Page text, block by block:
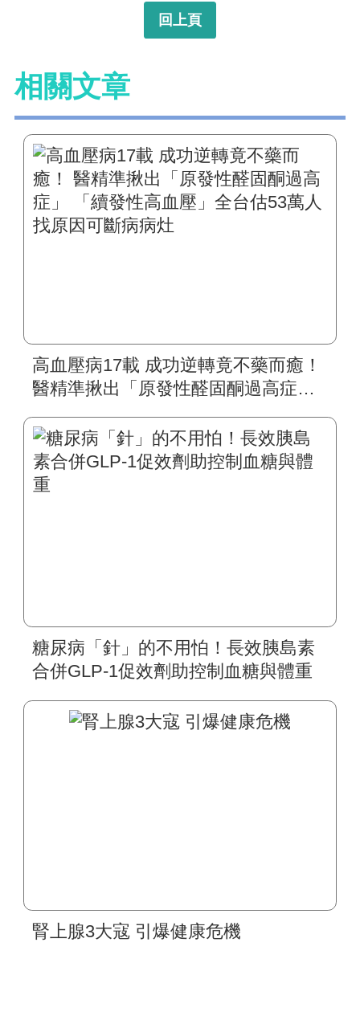
回上頁
相關文章
高血壓病17載 成功逆轉竟不藥而癒！
醫精準揪出「原發性醛固酮過高症」
因可斷病病灶
糖尿病「針」的不用怕！長效胰島素
合併GLP-1促效劑助控制血糖與體重
腎上腺3大寇 引爆健康危機